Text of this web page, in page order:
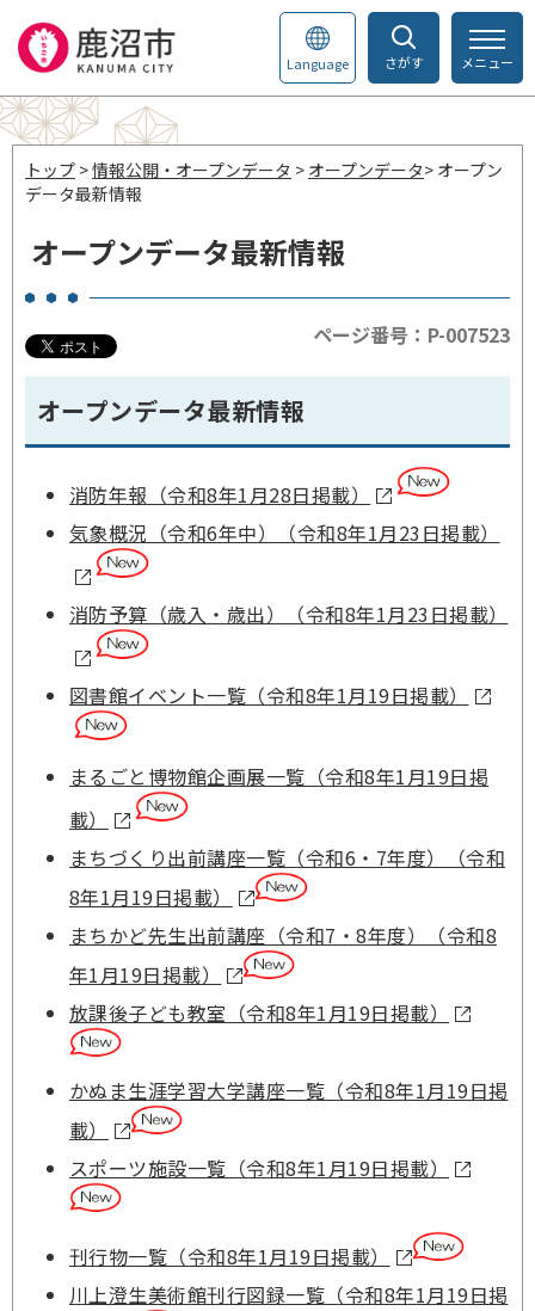
さがす
Language メニュー
トップ >情報公開・オープンデータ > オープンデータ> オープン
データ最新情報
オープンデータ最新情報
ページ番号：P-007523
オープンデータ最新情報
消防年報（令和8年1月28日掲載）
気象概況（令和6年中）（令和8年1月23日掲載）
消防予算（歳入・歳出）（令和8年1月23日掲載）
図書館イベント一覧（令和8年1月19日掲載）
まるごと博物館企画展一覧（令和8年1月19日掲
載）
まちづくり出前講座一覧（令和6・7年度）（令和
8年1月19日掲載）
まちかど先生出前講座（令和7・8年度）（令和8
年1月19日掲載）
放課後子ども教室（令和8年1月19日掲載）
かぬま生涯学習大学講座一覧（令和8年1月19日掲
載）
スポーツ施設一覧（令和8年1月19日掲載）
刊行物一覧（令和8年1月19日掲載）
川上澄生美術館刊行図録一覧（令和8年1月19日掲